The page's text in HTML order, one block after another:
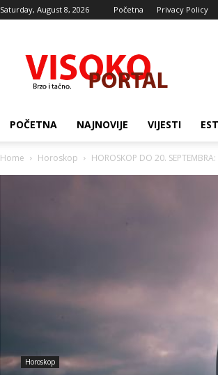
Saturday, August 8, 2026 Početna Privacy Policy
portal
POČETNA NAJNOVIJE VIJESTI
Home Horoskop HOROSKOP DO 20.
Horoskop